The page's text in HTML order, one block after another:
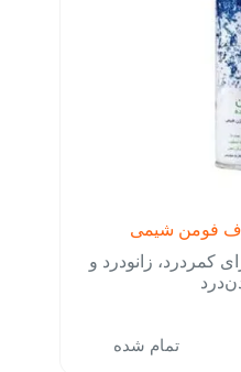
فومن شیمی
کمردرد، زانودرد و
تمام شده